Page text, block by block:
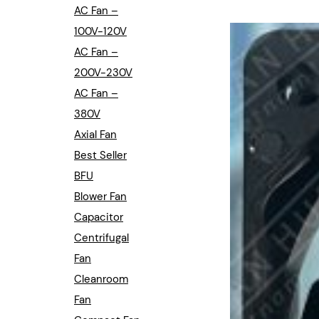
Industrial Automation
Cleanroom Fan
Air Purification
Cabinet Fan
Inverter Fan
AC Fan –
100V-120V
AC Fan –
200V-230V
AC Fan –
380V
Axial Fan
Best Seller
BFU
Blower Fan
Capacitor
Centrifugal
Fan
Cleanroom
Fan